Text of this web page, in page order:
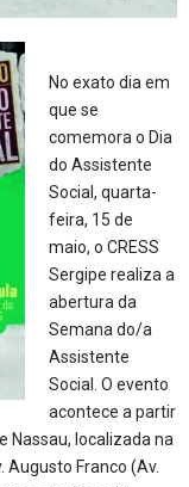
No exato dia em
que se
comemora o Dia
do Assistente
Social, quarta-
feira, 15 de
maio, o CRESS
Sergipe realiza a
abertura da
Semana do/a
Assistente
Social. O evento
acontece a partir
Nassau, localizada na
Augusto Franco (Av.